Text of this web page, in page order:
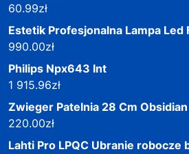
60.99zł
Estetik Profesjonalna Lampa Led
990.00zł
Philips Npx643 Int
1 915.96zł
Zwieger Patelnia 28 Cm
220.00zł
Lahti Pro LPQC Ubranie robocze